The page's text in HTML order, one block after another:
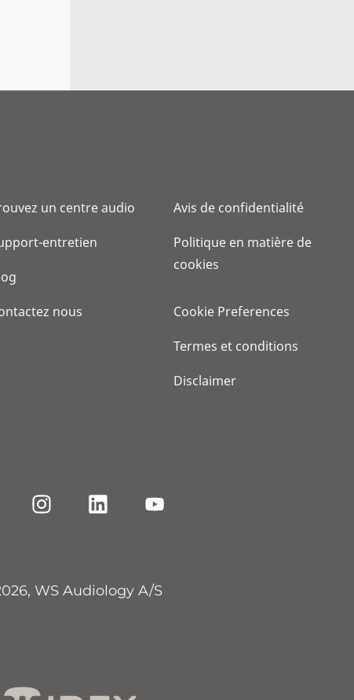
un centre audio
entretien
nous
Avis de confidentialité
Politique en matière de
cookies
Cookie Preferences
Termes et conditions
Disclaimer
WS Audiology A/S